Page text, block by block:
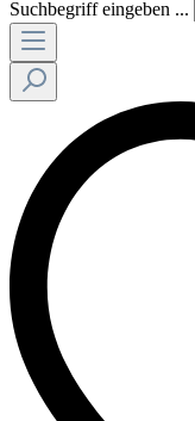
Suchbegriff eingeben ...